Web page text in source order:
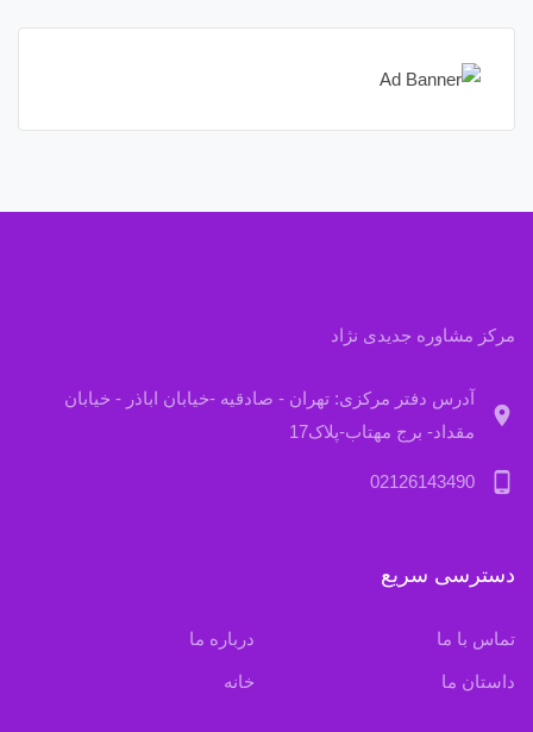
مرکز مشاوره جدیدی نژاد
location_on
آدرس دفتر مرکزی: تهران - صادقیه -خیابان اباذر - خیابان
مقداد- برج مهتاب-پلاک17
phone_android
02126143490
دسترسی سریع
تماس با ما درباره ما
داستان ما خانه